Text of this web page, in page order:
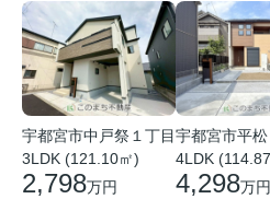
宇都宮市中戸祭１丁目
3LDK (121.10㎡)
2,798万円
宇都宮市平松
4LDK
4,298万円